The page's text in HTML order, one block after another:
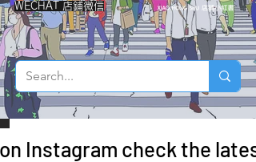
WECHAT 店鋪微信
Instagram check the